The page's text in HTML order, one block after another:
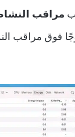
مراقب
فوق مراقب